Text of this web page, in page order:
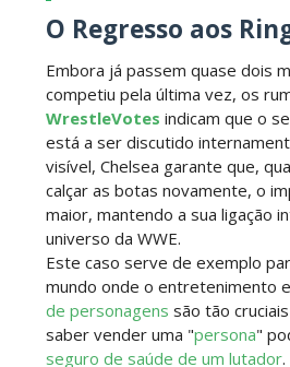
Dark Side of the Ring
Butcher vs. Samoa Joe”
Unknown-Jul 26 2026
WWE Main Event, July 23,
Unknown- Jul 26 2026
Throwback: Bret "The
Perfect: SummerSlam 1991
Championship Match
SCSA867-Jul 26 2026
O Regresso aos
Embora já passem quase dois
competiu pela última vez, os
WrestleVotes indicam que o
está a ser discutido
visível, Chelsea garante que,
calçar as botas novamente, o
maior, mantendo a sua ligação
universo da WWE.
Este caso serve de exemplo
mundo onde o entretenimento
de personagens são tão
saber vender uma "persona"
seguro de saúde de um lutador.